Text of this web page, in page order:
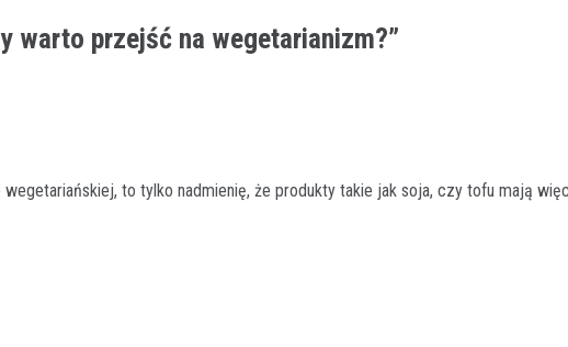
warto przejść na wegetarianizm?”
to tylko nadmienię, że produkty takie jak soja, czy tofu mają